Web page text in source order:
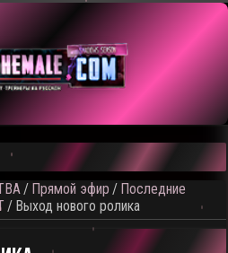
тема следующего откртытого
/ Прямой эфир / Последние
/ Выход нового ролика